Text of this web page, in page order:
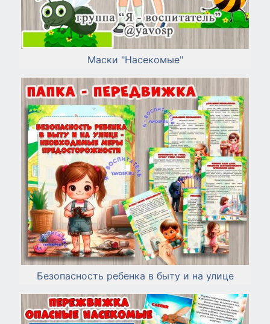
Маски "Насекомые"
Безопасность ребенка в быту и на улице